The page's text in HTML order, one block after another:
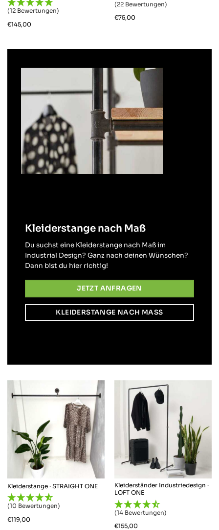
(12 Bewertungen)
€145,00
(22 Bewertungen)
€75,00
Kleiderstange nach Maß
Du suchst eine Kleiderstange nach Maß im
Industrial Design? Ganz nach deinen Wünschen?
Dann bist du hier richtig!
JETZT ANFRAGEN
KLEIDERSTANGE NACH MASS
Kleiderstange · STRAIGHT ONE
(10 Bewertungen)
€119,00
Kleiderständer Industriedesign ·
LOFT ONE
(14 Bewertungen)
€155,00